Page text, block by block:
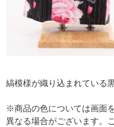
縞模様が織り込まれている
※商品の色については画面
異なる場合がございます。